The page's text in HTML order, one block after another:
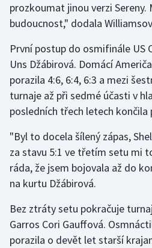
prozkoumat jinou verzi Sereny.
budoucnost," dodala
První postup do osmifinále US
Uns Džábirová. Domácí
porazila 4:6, 6:4, 6:3 a mezi
turnaje až při sedmé účasti v
posledních třech letech končila
"Byl to docela šílený zápas,
za stavu 5:1 ve třetím setu mi
ráda, že jsem bojovala až do
na kurtu Džábirová.
Bez ztráty setu pokračuje
Garros Cori Gauffová.
porazila o devět let starší